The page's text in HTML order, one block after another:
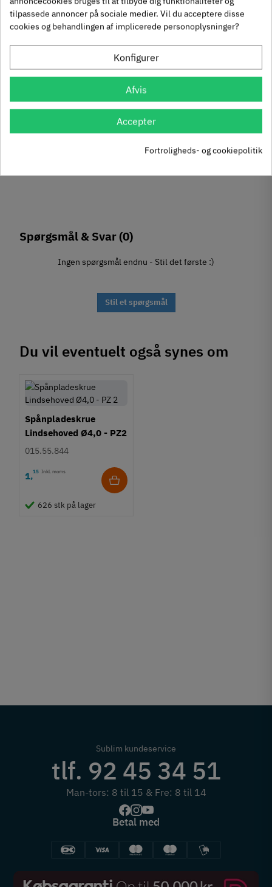
brun zinklegering
855.00.020
57 stk på lager
kroge - loftkrog -
aluminium
845.12.810
Spørgsmål & Svar(0)
Ingen spørgsmål endnu - Stil det første :)
Stil et spørgsmål
Du vil eventuelt også synes om
Spånpladeskrue
Lindsehoved Ø4,0 - PZ2
015.55.844
1,15 Inkl. moms
626 stk på lager
Sublim kundeservice
tlf. 92 45 34 51
Man-tors: 8 til 15 & Fre: 8 til 14
Betal med
tilpassede annoncer på sociale medier. Vil du acceptere disse
cookies og behandlingen af implicerede personoplysninger?
Konfigurer
Afvis
Accepter
Fortroligheds- og cookiepolitik